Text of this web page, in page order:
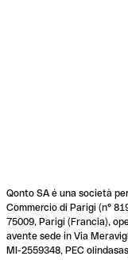
Qonto SA é una società
Commercio di Parigi (n°
75009, Parigi (Francia),
avente sede in Via
MI-2559348, PEC